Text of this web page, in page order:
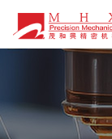
企业文化
资质证书